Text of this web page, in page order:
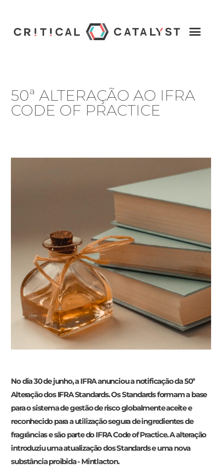
50ª ALTERAÇÃO AO IFRA
CODE OF PRACTICE
No dia 30 de junho, a IFRA anunciou a notificação da 50ª
Alteração dos IFRA Standards. Os Standards formam a base
para o sistema de gestão de risco globalmente aceite e
reconhecido para a utilização segura de ingredientes de
fragrâncias e são parte do IFRA Code of Practice. A alteração
introduziu uma atualização dos Standards e uma nova
substância proibida - Mintlacton.